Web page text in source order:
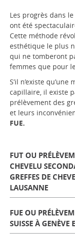
Les progrès dans
ont été
Cette méthode
esthétique le plus
qui ne tomberont
femmes que pour
S’il n’existe
capillaire, il existe
prélèvement des
et leurs
FUE.
FUT OU
CHEVELU
GREFFES DE
LAUSANNE
FUE OU
SUISSE À GENÈVE